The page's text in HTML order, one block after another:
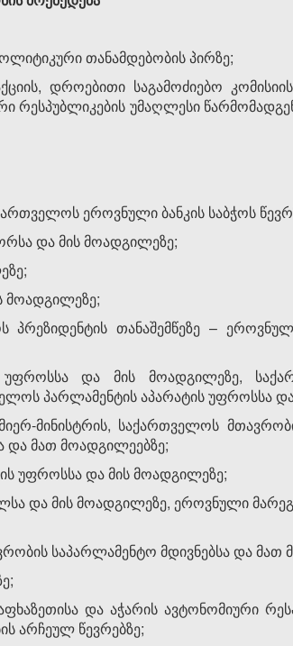
თანამდებობის პირზე;
დროებითი საგამოძიებო
რესპუბლიკების უმაღლესი
ეროვნული ბანკის საბჭოს
და მის მოადგილეზე;
მოადგილეზე;
თანაშემწეზე –
და მის მოადგილეზე,
პარლამენტის აპარატის უფროსსა
მინისტრის, საქართველოს
და მათ მოადგილეებზე;
უფროსსა და მის მოადგილეზე;
და მის მოადგილეზე, ეროვნული
საპარლამენტო მდივნებსა და მათ
და აჭარის ავტონომიური
არჩეულ წევრებზე;